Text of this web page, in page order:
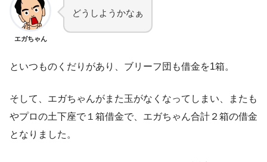
エガちゃん
どうしようかなぁ
といつものくだりがあり、ブリーフ団も借金を1箱。
そして、エガちゃんがまた玉がなくなってしまい、またも
やプロの土下座で１箱借金で、エガちゃん合計２箱の借金
となりました。